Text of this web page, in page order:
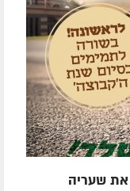
את שעריה